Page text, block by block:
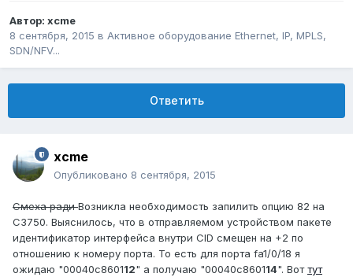
Автор: xcme
8 сентября, 2015 в Активное оборудование Ethernet, IP, MPLS,
SDN/NFV...
Ответить
xcme
Опубликовано 8 сентября, 2015
Смеха радиВозникла необходимость запилить опцию 82 на
C3750. Выяснилось, что в отправляемом устройством пакете
идентификатор интерфейса внутри CID смещен на +2 по
отношению к номеру порта. То есть для порта fa1/0/18 я
ожидаю "00040c860112" а получаю "00040c860114". Воттут